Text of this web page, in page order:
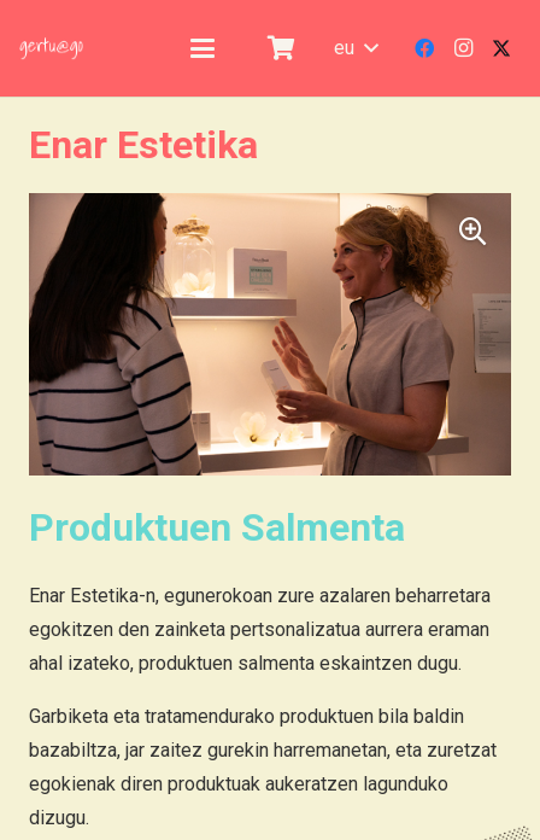
eu
Enar Estetika
Produktuen Salmenta
Enar Estetika-n, egunerokoan zure azalaren beharretara
egokitzen den zainketa pertsonalizatua aurrera eraman
ahal izateko, produktuen salmenta eskaintzen dugu.
Garbiketa eta tratamendurako produktuen bila baldin
bazabiltza, jar zaitez gurekin harremanetan, eta zuretzat
egokienak diren produktuak aukeratzen lagunduko
dizugu.